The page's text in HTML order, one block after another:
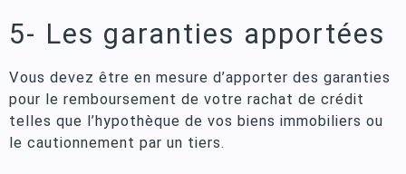
5- Les garanties apportées
Vous devez être en mesure d’apporter des garanties
pour le remboursement de votre rachat de crédit
telles que l’hypothèque de vos biens immobiliers ou
le cautionnement par un tiers.